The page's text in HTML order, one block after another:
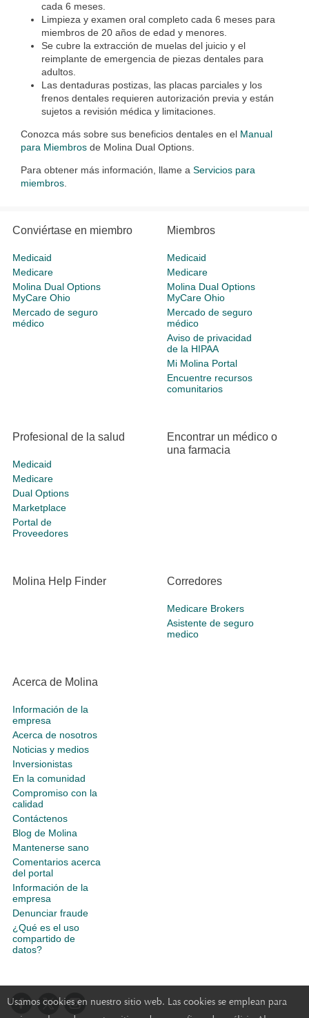
Usamos cookies en nuestro sitio web. Las cookies se emplean para
cada 6 meses.
Limpieza y examen oral completo cada 6 meses para
miembros de 20 años de edad y menores.
Se cubre la extracción de muelas del juicio y el
reimplante de emergencia de piezas dentales para
adultos.
Las dentaduras postizas, las placas parciales y los
frenos dentales requieren autorización previa y están
sujetos a revisión médica y limitaciones.
Conozca más sobre sus beneficios dentales en el Manual
para Miembros de Molina Dual Options.
Para obtener más información, llame a Servicios para
miembros.​​​​
Conviértase en miembro
Medicaid
Medicare
Molina Dual Options
MyCare Ohio
Mercado de seguro
médico
Miembros
Medicaid
Medicare
Molina Dual Options
MyCare Ohio
Mercado de seguro
médico
Aviso de privacidad
de la HIPAA
Mi Molina Portal
Encuentre recursos
comunitarios
Profesional de la salud
Medicaid
Medicare
Dual Options
Marketplace
Portal de
Proveedores
Encontrar un médico o
una farmacia
Molina Help Finder Corredores
Medicare Brokers
Asistente de seguro
medico
Acerca de Molina
Información de la
empresa
Acerca de nosotros
Noticias y medios
Inversionistas
En la comunidad
Compromiso con la
calidad
Contáctenos
Blog de Molina
Mantenerse sano
Comentarios acerca
del portal
Información de la
empresa
Denunciar fraude
¿Qué es el uso
compartido de
datos?